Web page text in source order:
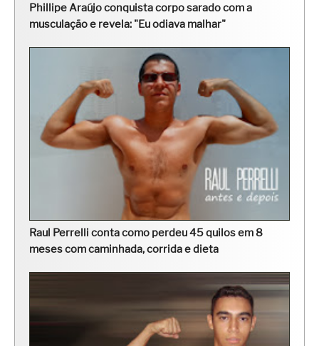
Phillipe Araújo conquista corpo sarado com a
musculação e revela: "Eu odiava malhar"
Raul Perrelli conta como perdeu 45 quilos em 8
meses com caminhada, corrida e dieta